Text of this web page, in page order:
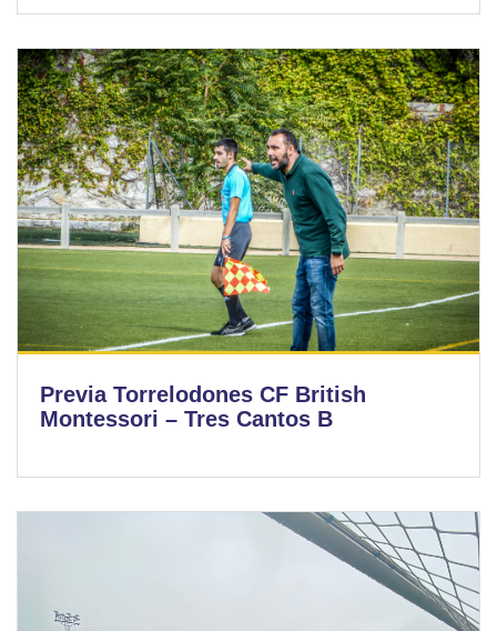
Previa Torrelodones CF British
Montessori – Tres Cantos B